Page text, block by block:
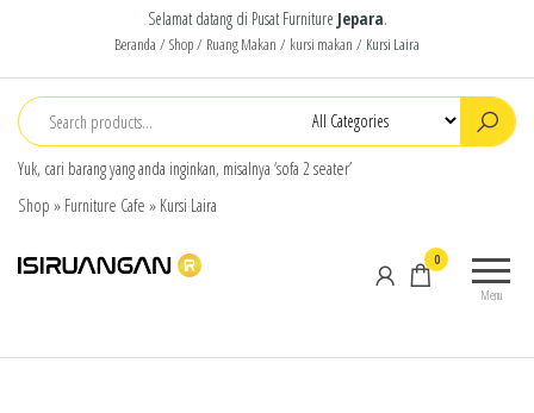
Selamat datang di Pusat Furniture Jepara.
Beranda / Shop/ Ruang Makan / kursi makan / Kursi Laira
Yuk, cari barang yang anda inginkan, misalnya ‘sofa 2 seater’
Shop » Furniture Cafe » Kursi Laira
products
Menu
0